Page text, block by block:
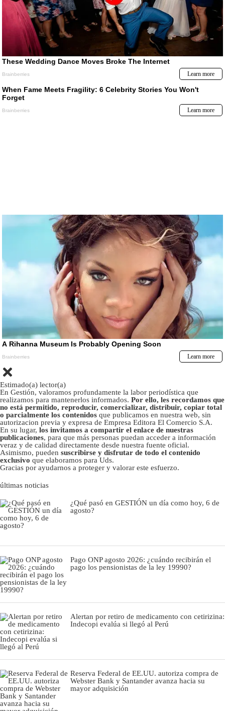
Estimado(a) lector(a)
En Gestión, valoramos profundamente la labor periodística que
realizamos para mantenerlos informados. Por ello, les recordamos que
no está permitido, reproducir, comercializar, distribuir, copiar total
o parcialmente los contenidos que publicamos en nuestra web, sin
autorizacion previa y expresa de Empresa Editora El Comercio S.A.
En su lugar, los invitamos a compartir el enlace de nuestras
publicaciones, para que más personas puedan acceder a información
veraz y de calidad directamente desde nuestra fuente oficial.
Asimismo, pueden suscribirse y disfrutar de todo el contenido
exclusivo que elaboramos para Uds.
Gracias por ayudarnos a proteger y valorar este esfuerzo.
últimas noticias
¿Qué pasó en GESTIÓN un día como hoy, 6 de
agosto?
Pago ONP agosto 2026: ¿cuándo recibirán el
pago los pensionistas de la ley 19990?
Alertan por retiro de medicamento con cetirizina:
Indecopi evalúa si llegó al Perú
Reserva Federal de EE.UU. autoriza compra de
Webster Bank y Santander avanza hacia su
mayor adquisición